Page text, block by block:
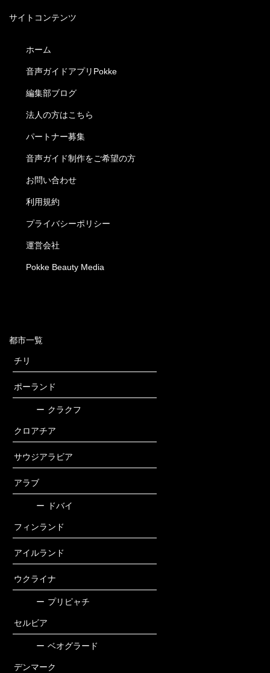
サイトコンテンツ
ホーム
音声ガイドアプリPokke
編集部ブログ
法人の方はこちら
パートナー募集
音声ガイド制作をご希望の方
お問い合わせ
利用規約
プライバシーポリシー
運営会社
Pokke Beauty Media
都市一覧
チリ
ポーランド
ー クラクフ
クロアチア
サウジアラビア
アラブ
ー ドバイ
フィンランド
アイルランド
ウクライナ
ー プリピャチ
セルビア
ー ベオグラード
デンマーク